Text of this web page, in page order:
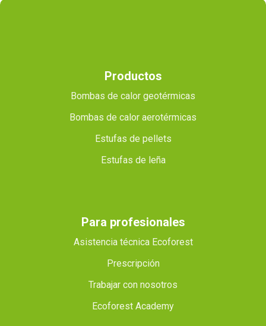
Productos
Bombas de calor geotérmicas
Bombas de calor aerotérmicas
Estufas de pellets
Estufas de leña
Para profesionales
Asistencia técnica Ecoforest
Prescripción
Trabajar con nosotros
Ecoforest Academy